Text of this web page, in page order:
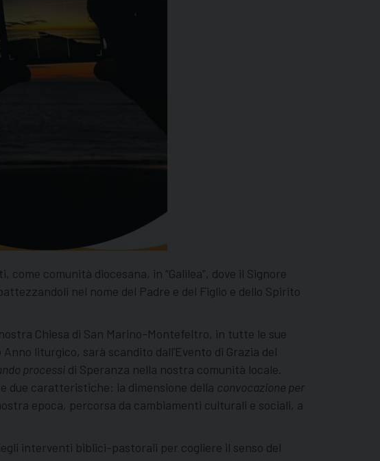
come comunità diocesana, in “Galilea”, dove il Signore
nel nome del Padre e del Figlio e dello Spirito
nostra Chiesa di San Marino-Montefeltro, in tutte le sue
liturgico, sarà scandito dall’Evento di Grazia del
processidi Speranza nella nostra comunità locale.
due caratteristiche: la dimensione della convocazione per
epoca, percorsa da cambiamenti culturali e sociali, a
interventi biblici-pastorali per cogliere il senso del